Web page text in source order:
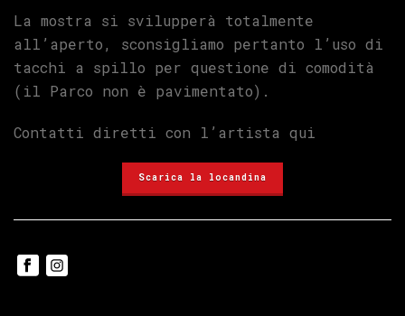
La mostra si svilupperà totalmente
all’aperto, sconsigliamo pertanto l’uso di
tacchi a spillo per questione di comodità
(il Parco non è pavimentato).
Contatti diretti con l’artista qui
Scarica la locandina